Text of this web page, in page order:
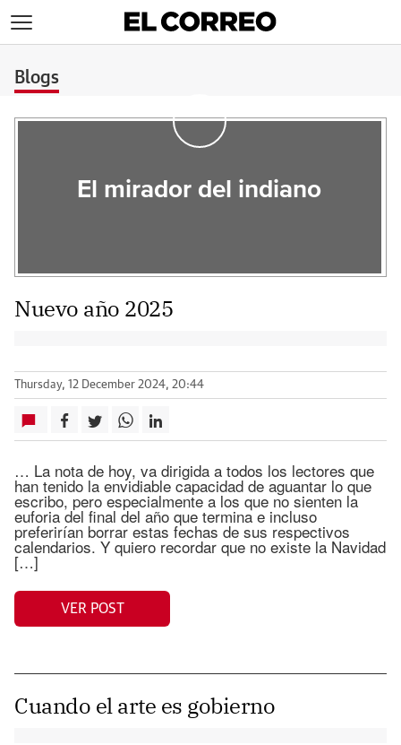
Blogs
El mirador del indiano
Nuevo año 2025
Thursday, 12 December 2024, 20:44
… La nota de hoy, va dirigida a todos los lectores que
han tenido la envidiable capacidad de aguantar lo que
escribo, pero especialmente a los que no sienten la
euforia del final del año que termina e incluso
preferirían borrar estas fechas de sus respectivos
calendarios. Y quiero recordar que no existe la Navidad
[…]
VER POST
Cuando el arte es gobierno